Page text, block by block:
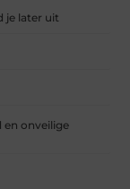
je later uit
en onveilige